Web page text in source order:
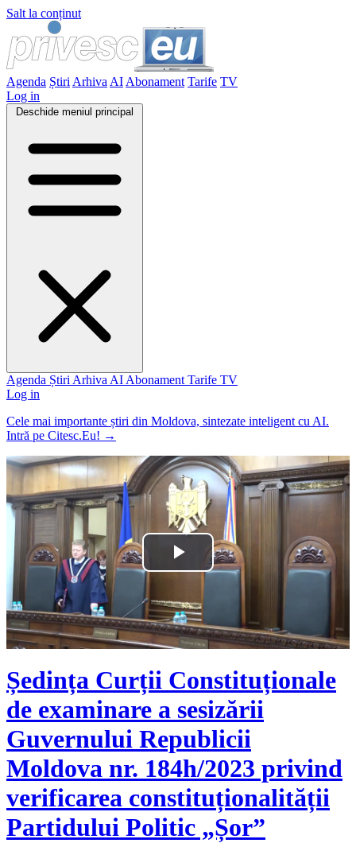
Salt la conținut
Agenda Știri Arhiva AI Abonament Tarife TV
Log in
Deschide meniul principal
Agenda Știri Arhiva AI Abonament Tarife TV
Log in
Cele mai importante știri din Moldova, sintezate inteligent cu AI.
Intră pe Citesc.Eu! →
Play
Video
Ședința Curții Constituționale
de examinare a sesizării
Guvernului Republicii
Moldova nr. 184h/2023 privind
verificarea constituționalității
Partidului Politic „Șor”